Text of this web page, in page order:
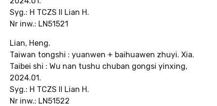
Syg.: H TCZS II Lian H.
Nr inw.: LN51521
Lian, Heng.
Taiwan tongshi : yuanwen + baihuawen zhuyi. Xia.
Taibei shi : Wu nan tushu chuban gongsi yinxing,
2024.01.
Syg.: H TCZS II Lian H.
Nr inw.: LN51522